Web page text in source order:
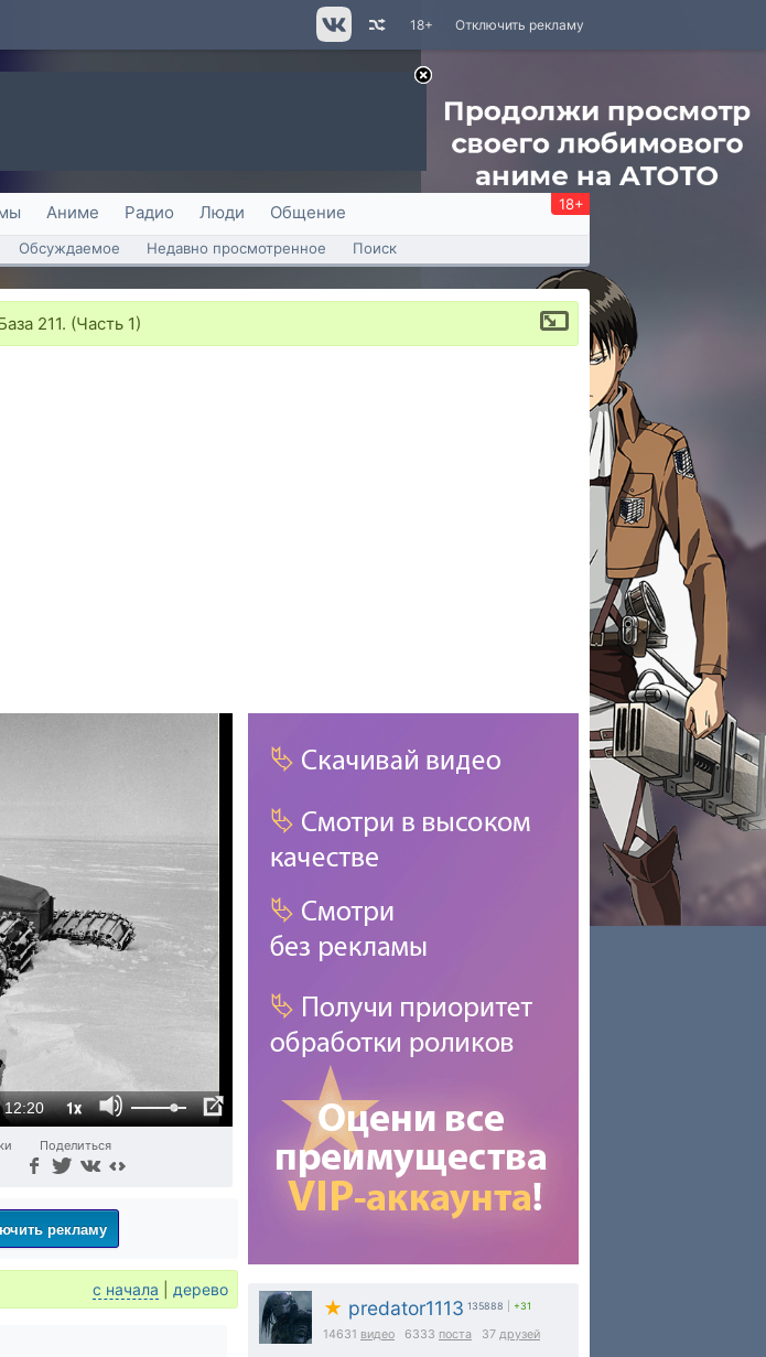
Отключить рекламу
18+
Аниме Радио Люди Общение 18+
Обсуждаемое Недавно просмотренное Поиск
211. (Часть 1)
12:20 1x
Поделиться
★ predator1113 135888 +31
14631 видео 6333 поста 37 друзей
рекламу
с начала дерево